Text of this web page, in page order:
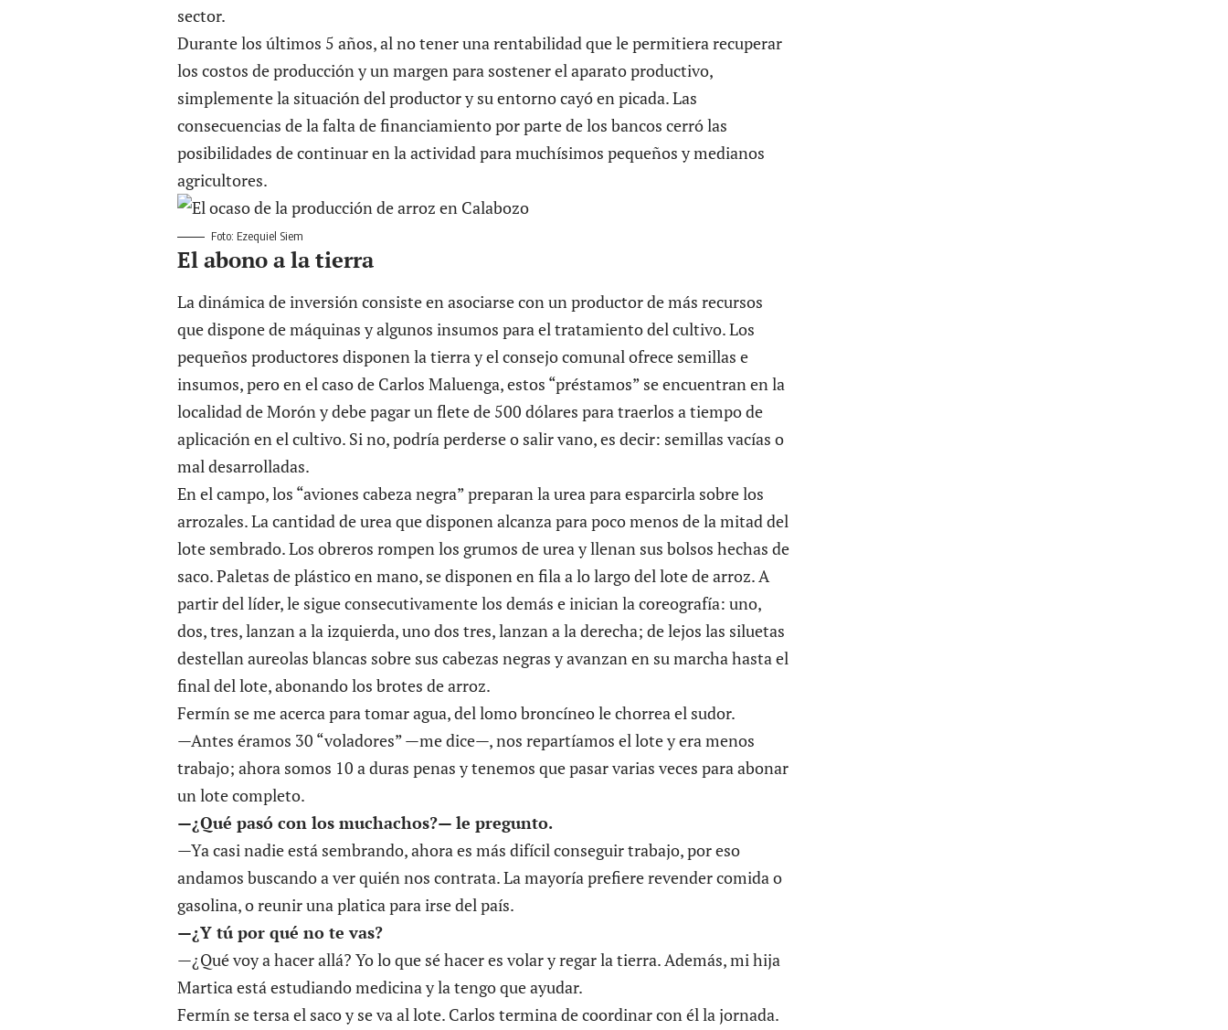
sector.
Durante los últimos 5 años, al no tener una rentabilidad que le permitiera recuperar
los costos de producción y un margen para sostener el aparato productivo,
simplemente la situación del productor y su entorno cayó en picada. Las
consecuencias de la falta de financiamiento por parte de los bancos cerró las
posibilidades de continuar en la actividad para muchísimos pequeños y medianos
agricultores.
Foto: Ezequiel Siem
El abono a la tierra
La dinámica de inversión consiste en asociarse con un productor de más recursos
que dispone de máquinas y algunos insumos para el tratamiento del cultivo. Los
pequeños productores disponen la tierra y el consejo comunal ofrece semillas e
insumos, pero en el caso de Carlos Maluenga, estos “préstamos” se encuentran en la
localidad de Morón y debe pagar un flete de 500 dólares para traerlos a tiempo de
aplicación en el cultivo. Si no, podría perderse o salir vano, es decir: semillas vacías o
mal desarrolladas.
En el campo, los “aviones cabeza negra” preparan la urea para esparcirla sobre los
arrozales. La cantidad de urea que disponen alcanza para poco menos de la mitad del
lote sembrado. Los obreros rompen los grumos de urea y llenan sus bolsos hechas de
saco. Paletas de plástico en mano, se disponen en fila a lo largo del lote de arroz. A
partir del líder, le sigue consecutivamente los demás e inician la coreografía: uno,
dos, tres, lanzan a la izquierda, uno dos tres, lanzan a la derecha; de lejos las siluetas
destellan aureolas blancas sobre sus cabezas negras y avanzan en su marcha hasta el
final del lote, abonando los brotes de arroz.
Fermín se me acerca para tomar agua, del lomo broncíneo le chorrea el sudor.
—Antes éramos 30 “voladores” —me dice—, nos repartíamos el lote y era menos
trabajo; ahora somos 10 a duras penas y tenemos que pasar varias veces para abonar
un lote completo.
—¿Qué pasó con los muchachos?— le pregunto.
—Ya casi nadie está sembrando, ahora es más difícil conseguir trabajo, por eso
andamos buscando a ver quién nos contrata. La mayoría prefiere revender comida o
gasolina, o reunir una platica para irse del país.
—¿Y tú por qué no te vas?
—¿Qué voy a hacer allá? Yo lo que sé hacer es volar y regar la tierra. Además, mi hija
Martica está estudiando medicina y la tengo que ayudar.
Fermín se tersa el saco y se va al lote. Carlos termina de coordinar con él la jornada.